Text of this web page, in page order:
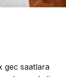
gec saatlara